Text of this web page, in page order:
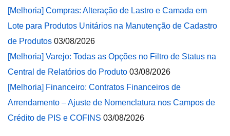
[Melhoria] Compras: Alteração de Lastro e Camada em
Lote para Produtos Unitários na Manutenção de Cadastro
de Produtos 03/08/2026
[Melhoria] Varejo: Todas as Opções no Filtro de Status na
Central de Relatórios do Produto 03/08/2026
[Melhoria] Financeiro: Contratos Financeiros de
Arrendamento – Ajuste de Nomenclatura nos Campos de
Crédito de PIS e COFINS 03/08/2026